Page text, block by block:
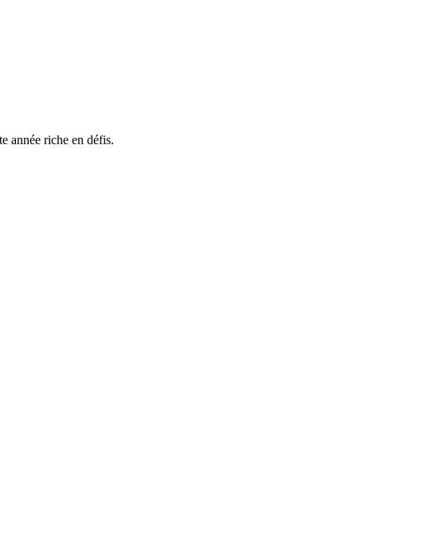
année riche en défis.